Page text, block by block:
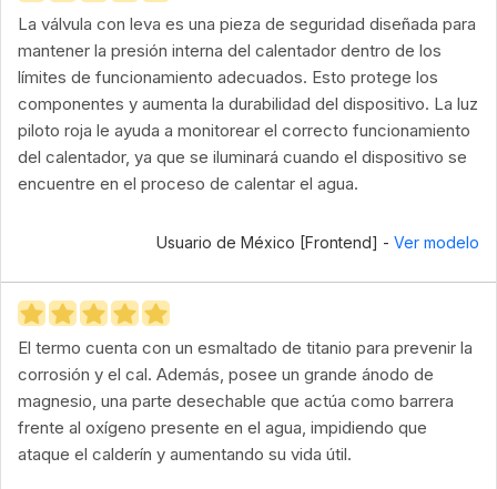
La válvula con leva es una pieza de seguridad diseñada para
mantener la presión interna del calentador dentro de los
límites de funcionamiento adecuados. Esto protege los
componentes y aumenta la durabilidad del dispositivo. La luz
piloto roja le ayuda a monitorear el correcto funcionamiento
del calentador, ya que se iluminará cuando el dispositivo se
encuentre en el proceso de calentar el agua.
Usuario de México [Frontend] - Ver modelo
El termo cuenta con un esmaltado de titanio para prevenir la
corrosión y el cal. Además, posee un grande ánodo de
magnesio, una parte desechable que actúa como barrera
frente al oxígeno presente en el agua, impidiendo que
ataque el calderín y aumentando su vida útil.